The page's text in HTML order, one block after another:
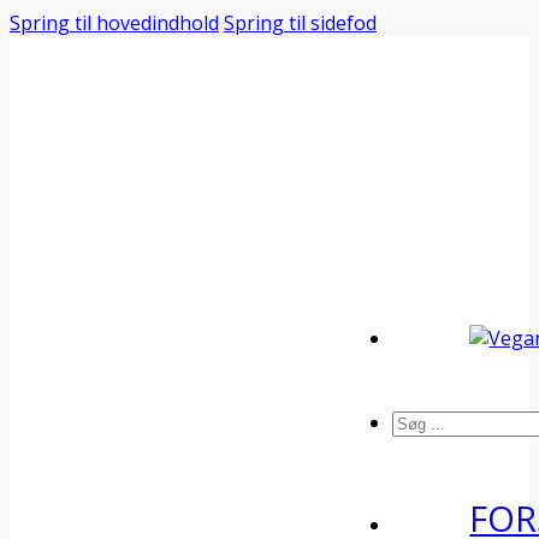
Spring til hovedindhold Spring til sidefod
Søg